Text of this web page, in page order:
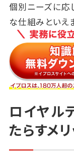
個別ニーズに応
な仕組みといえ
ロイヤル
たらすメリ